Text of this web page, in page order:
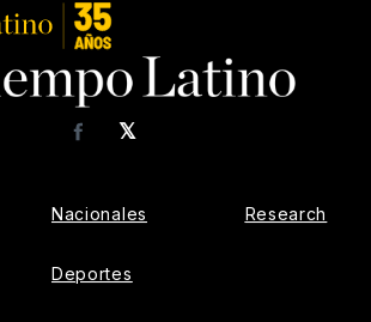
𝕏
Facebook
Nacionales
Deportes
Research